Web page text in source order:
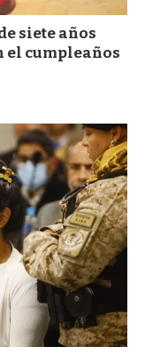
siete años
el cumpleaños